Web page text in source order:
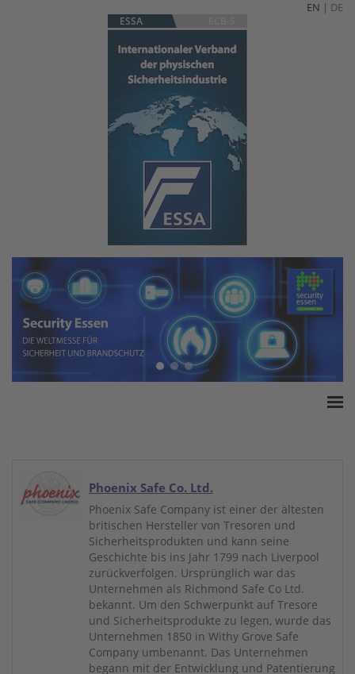
EN | DE
ESSA
White Paper
Produkte
Versicherungssummen
Phoenix Safe Co. Ltd.
Phoenix Safe Company ist einer der ältesten
britischen Hersteller von Tresoren und
Sicherheitsprodukten und kann seine
Geschichte bis ins Jahr 1799 nach Liverpool
zurückverfolgen. Ursprünglich war das
Unternehmen als Richmond Safe Co Ltd.
bekannt. Um den Schwerpunkt auf Tresore
und Sicherheitsprodukte zu legen, wurde das
Unternehmen 1850 in Withy Grove Safe
Company umbenannt. Das Unternehmen
begann mit der Entwicklung und Patentierung